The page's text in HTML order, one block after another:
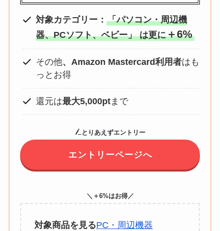
対象 カテゴリー： 「パソコン・周辺機
器、PCソフト、ベビー」 は更に＋6%
その他、Amazon Mastercard利用者はも
っとお得
還元は最大5,000ptまで
とりあえずエントリー
エントリーページへ
＼＋6%はお得／
対象商品を見るPC・周辺機器